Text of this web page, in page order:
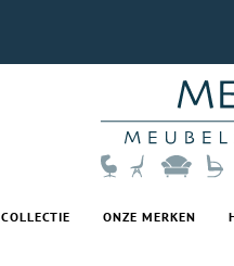
COLLECTIE ONZE MERKEN